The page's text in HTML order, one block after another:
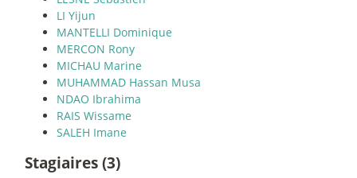
LI Yijun
MANTELLI Dominique
MERCON Rony
MICHAU Marine
MUHAMMAD Hassan Musa
NDAO Ibrahima
RAIS Wissame
SALEH Imane
Stagiaires (3)